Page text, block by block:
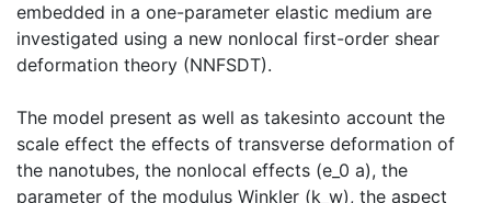
embedded in a one-parameter elastic medium are
investigated using a new nonlocal first-order shear
deformation theory (NNFSDT).
The model present as well as takesinto account the
scale effect the effects of transverse deformation of
the nanotubes, the nonlocal effects (e_0 a), the
parameter of the modulus Winkler (k_w), the aspect